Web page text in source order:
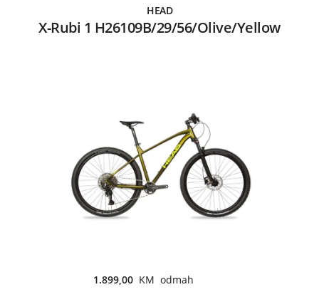
HEAD
X-Rubi 1 H26109B/29/56/Olive/Yellow
1.899,00 KM odmah